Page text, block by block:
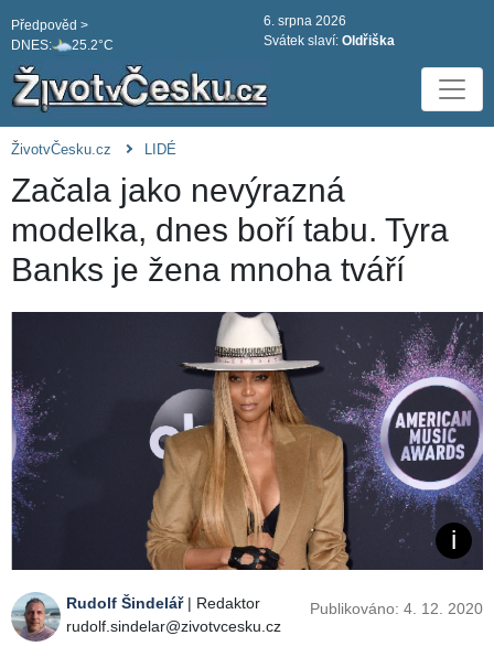
DNES: 25.2°C
Předpověd >
6. srpna 2026
Svátek slaví: Oldřiška
ŽivotvČesku.cz LIDÉ
Začala jako nevýrazná
modelka, dnes boří tabu. Tyra
Banks je žena mnoha tváří
Rudolf Šindelář| Redaktor
rudolf.sindelar@zivotvcesku.cz
Publikováno: 4. 12. 2020